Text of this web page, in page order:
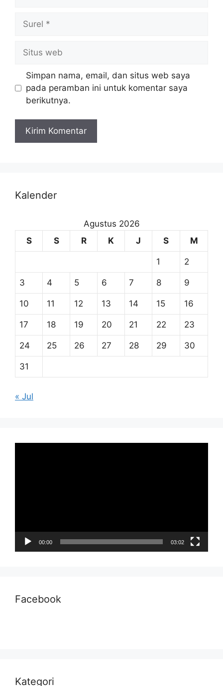
Simpan nama, email, dan situs web saya
pada peramban ini untuk komentar saya
berikutnya.
Kalender
Agustus 2026
S
S R K J S M
1 2
3 4 5 6 7 8 9
10 11 12 13 14 15 16
17 18 19 20 21 22 23
24 25 26 27 28 29 30
31
« Jul
00:00 03:02
Facebook
Kategori